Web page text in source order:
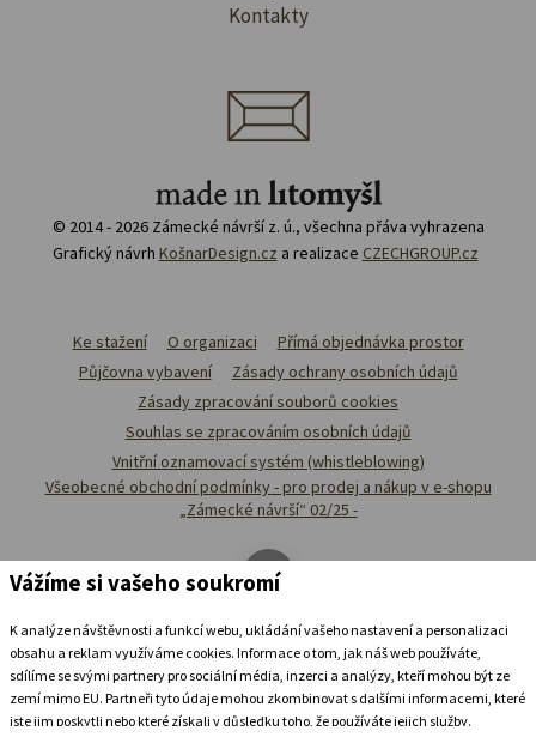
Kontakty
© 2014 - 2026 Zámecké návrší z. ú., všechna přáva vyhrazena
Grafický návrh KošnarDesign.cz a realizace CZECHGROUP.cz
Ke stažení O organizaci
Přímá objednávka prostor
Půjčovna vybavení
Zásady ochrany osobních údajů
Zásady zpracování souborů cookies
Souhlas se zpracováním osobních údajů
Vnitřní oznamovací systém (whistleblowing)
Všeobecné obchodní podmínky - pro prodej a nákup v e-shopu
„Zámecké návrší“ 02/25 -
Vážíme si vašeho soukromí
K analýze návštěvnosti a funkcí webu, ukládání vašeho nastavení a personalizaci
obsahu a reklam využíváme cookies. Informace o tom, jak náš web používáte,
sdílíme se svými partnery pro sociální média, inzerci a analýzy, kteří mohou být ze
zemí mimo EU. Partneři tyto údaje mohou zkombinovat s dalšími informacemi, které
jste jim poskytli nebo které získali v důsledku toho, že používáte jejich služby.